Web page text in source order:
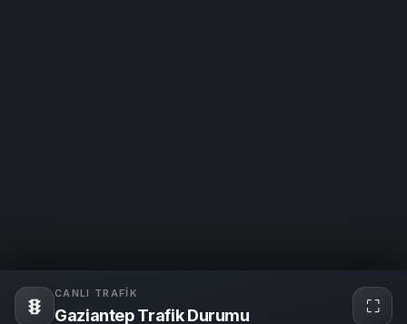
CANLI TRAFIK
Gaziantep Trafik Durumu ⛶